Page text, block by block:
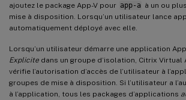
ajoutez le package App-V pour app-a à un ou
mise à disposition. Lorsqu’un utilisateur lance
automatiquement déployé avec elle.
Lorsqu’un utilisateur démarre une application
Explicite dans un groupe d’isolation, Citrix Virtual
vérifie l’autorisation d’accès de l’utilisateur à
groupes de mise à disposition. Si l’utilisateur a
à l’application, tous les packages d’applications